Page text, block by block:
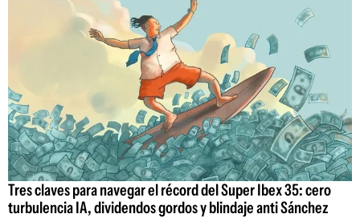
Tres claves para navegar el récord del Super Ibex 35: cero
turbulencia IA, dividendos gordos y blindaje anti Sánchez